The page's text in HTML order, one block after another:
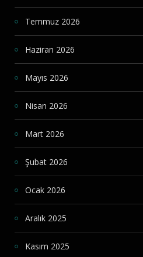
Temmuz 2026
Haziran 2026
Mayıs 2026
Nisan 2026
Mart 2026
Şubat 2026
Ocak 2026
Aralık 2025
Kasım 2025